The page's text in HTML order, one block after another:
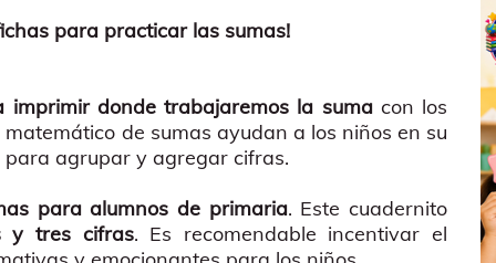
para practicar las sumas!
imprimir donde trabajaremos la suma con los
de sumas ayudan a los niños en su
agrupar y agregar cifras.
para alumnos de primaria. Este cuadernito
y tres cifras. Es recomendable incentivar el